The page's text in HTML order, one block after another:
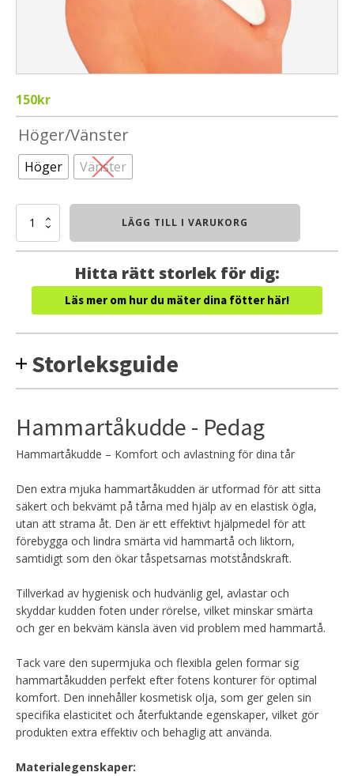
150kr
Höger/Vänster
Höger Vänster
Hammartåkudde-
mängd
LÄGG TILL I VARUKORG
Hitta rätt storlek för dig:
Läs mer om hur du mäter dina fötter här!
Storleksguide
Hammartåkudde - Pedag
Hammartåkudde – Komfort och avlastning för dina tår
Den extra mjuka hammartåkudden är utformad för att sitta
säkert och bekvämt på tårna med hjälp av en elastisk ögla,
utan att strama åt. Den är ett effektivt hjälpmedel för att
förebygga och lindra smärta vid hammartå och liktorn,
samtidigt som den ökar tåspetsarnas motståndskraft.
Tillverkad av hygienisk och hudvänlig gel, avlastar och
skyddar kudden foten under rörelse, vilket minskar smärta
och ger en bekväm känsla även vid problem med hammartå.
Tack vare den supermjuka och flexibla gelen formar sig
hammartåkudden perfekt efter fotens konturer för optimal
komfort. Den innehåller kosmetisk olja, som ger gelen sin
specifika elasticitet och återfuktande egenskaper, vilket gör
produkten extra effektiv och behaglig att använda.
Materialegenskaper: